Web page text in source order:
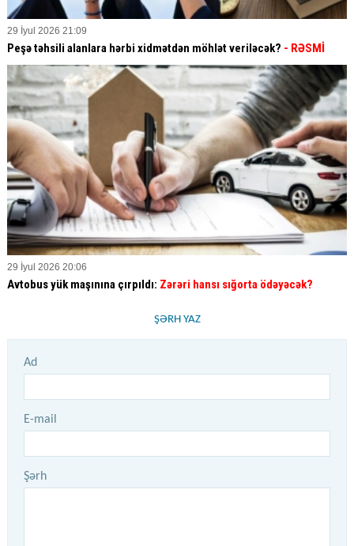
29 İyul 2026 21:09
Peşə təhsili alanlara hərbi xidmətdən möhlət veriləcək? - RƏSMİ
29 İyul 2026 20:06
Avtobus yük maşınına çırpıldı: Zərəri hansı sığorta ödəyəcək?
ŞƏRH YAZ
Ad
E-mail
Şərh